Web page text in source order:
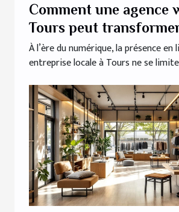
Comment une agence
Tours peut
entreprise locale
À l’ère du numérique, la présence en
entreprise locale à Tours ne se limite